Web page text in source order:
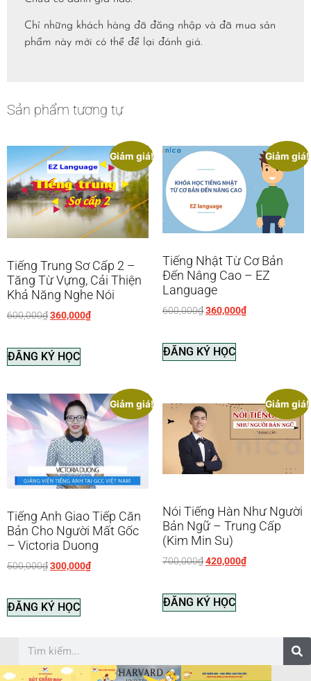
Chỉ những khách hàng đã đăng nhập và đã mua sản
phẩm này mới có thể để lại đánh giá.
Sản phẩm tương tự
Giảm giá!
Tiếng Trung Sơ Cấp 2 –
Tăng Từ Vựng, Cải Thiện
Khả Năng Nghe Nói
600,000₫360,000₫
ĐĂNG KÝ HỌC
Giảm giá!
Tiếng Nhật Từ Cơ Bản
Đến Nâng Cao – EZ
Language
600,000₫360,000₫
ĐĂNG KÝ HỌC
Giảm giá!
Tiếng Anh Giao Tiếp Căn
Bản Cho Người Mất Gốc
– Victoria Duong
500,000₫300,000₫
ĐĂNG KÝ HỌC
Giảm giá!
Nói Tiếng Hàn Như Người
Bản Ngữ – Trung Cấp
(Kim Min Su)
700,000₫420,000₫
ĐĂNG KÝ HỌC